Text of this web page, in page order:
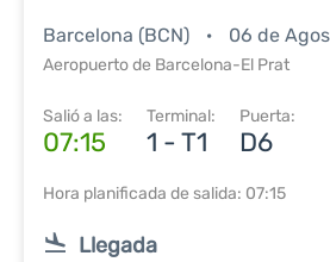
Barcelona (BCN) 06 de
Aeropuerto de Barcelona-El Prat
Salió a las:
07:15
Terminal:
1 - T1
Puerta:
D6
Hora planificada de salida: 07:15
Llegada